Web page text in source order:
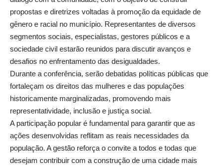
propostas e diretrizes voltadas à promoção da equidade de
gênero e racial no município. Representantes de diversos
segmentos sociais, especialistas, gestores públicos e a
sociedade civil estarão reunidos para discutir avanços e
desafios no enfrentamento das desigualdades.
Durante a conferência, serão debatidas políticas públicas que
fortaleçam os direitos das mulheres e das populações
historicamente marginalizadas, promovendo mais
representatividade, inclusão e justiça social.
A participação popular é fundamental para garantir que as
ações desenvolvidas reflitam as reais necessidades da
população. A gestão reforça o convite a todos e todas que
desejam contribuir com a construção de uma cidade mais